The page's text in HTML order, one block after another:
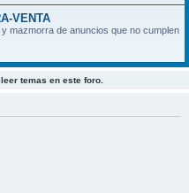
VENTA
mazmorra de anuncios que no cumplen
temas en este foro.